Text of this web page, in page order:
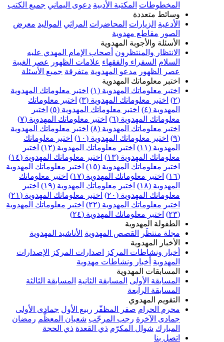
المكتبة الأدبية دعوى اليماني جميع الكتب
متعددة
الزيارات المحاضرات المراثي المواليد معرض
مقاطع مهدوية
والأجوبة المهدوية
والمنتظرون أصحاب الإمام المهدي عليه
السفراء والفقهاء علامات الظهور عصر الغيبة
مدعو المهدوية متفرقة جميع الأسئلة
معلوماتك المهدوية
معلوماتك المهدوية (١)
اختبر معلوماتك المهدوية
اختبر معلوماتك المهدوية (٣)
اختبر معلوماتك
اختبر معلوماتك المهدوية (٥)
اختبر
المهدوية (٦)
اختبر معلوماتك المهدوية (٧)
معلوماتك المهدوية (٨)
اختبر معلوماتك المهدوية
اختبر معلوماتك المهدوية (١٠)
اختبر معلوماتك
اختبر معلوماتك المهدوية (١٢)
اختبر
المهدوية (١٣)
اختبر معلوماتك المهدوية (١٤)
معلوماتك المهدوية (١٥)
اختبر معلوماتك المهدوية
اختبر معلوماتك المهدوية (١٧)
اختبر معلوماتك
اختبر معلوماتك المهدوية (١٩)
اختبر
المهدوية (٢٠)
اختبر معلوماتك المهدوية (٢١)
معلوماتك المهدوية (٢٢)
اختبر معلوماتك المهدوية
اختبر معلوماتك المهدوية (٢٤)
المهدوية
منتظَر
القصص المهدوية الأناشيد المهدوية
المهدوية
ونشاطات المركز اصدارات المركز الإصدارات
أخبار ونشاطات مهدوية
المهدوية
الأولى المسابقة الثانية المسابقة الثالثة
الرابعة
المهدوي
الحرام
صفر المظفّر ربيع الأول جمادى الأولى
رجب المرجّب شعبان المعظّم رمضان
شوال المكرّم ذي القعدة ذي الحجة